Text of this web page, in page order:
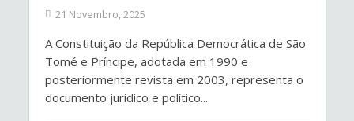
21 Novembro, 2025
A Constituição da República Democrática de São
Tomé e Príncipe, adotada em 1990 e
posteriormente revista em 2003, representa o
documento jurídico e político...